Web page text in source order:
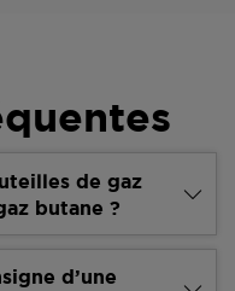
de gaz
butane ?
d’une